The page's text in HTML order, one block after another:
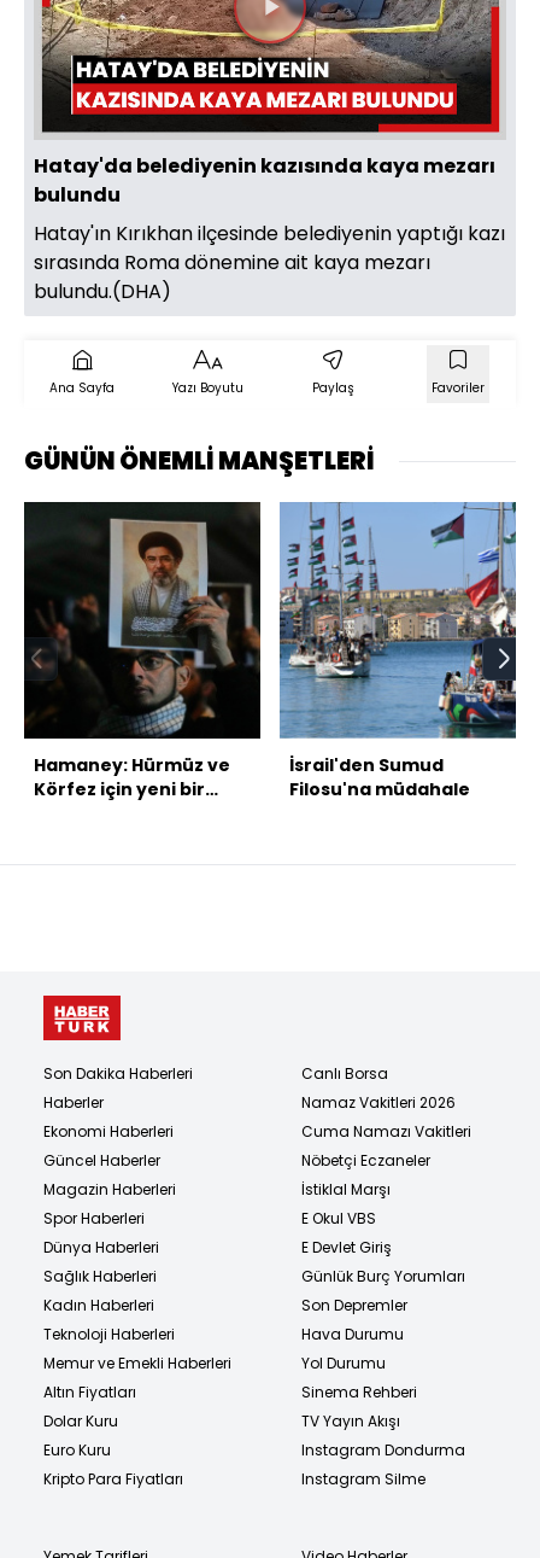
Videoyu
Oynat
Hatay'da belediyenin kazısında kaya mezarı
bulundu
Hatay'ın Kırıkhan ilçesinde belediyenin yaptığı kazı
sırasında Roma dönemine ait kaya mezarı
bulundu.(DHA)
Ana Sayfa Yazı Boyutu Paylaş Favoriler
GÜNÜN ÖNEMLİ MANŞETLERİ
Hamaney: Hürmüz ve
Körfez için yeni bir
İsrail'den Sumud
Filosu'na müdahale
Son Dakika Haberleri
Haberler
Ekonomi Haberleri
Güncel Haberler
Magazin Haberleri
Spor Haberleri
Dünya Haberleri
Sağlık Haberleri
Kadın Haberleri
Teknoloji Haberleri
Memur ve Emekli Haberleri
Altın Fiyatları
Dolar Kuru
Euro Kuru
Kripto Para Fiyatları
Canlı Borsa
Namaz Vakitleri 2026
Cuma Namazı Vakitleri
Nöbetçi Eczaneler
İstiklal Marşı
E Okul VBS
E Devlet Giriş
Günlük Burç Yorumları
Son Depremler
Hava Durumu
Yol Durumu
Sinema Rehberi
TV Yayın Akışı
Instagram Dondurma
Instagram Silme